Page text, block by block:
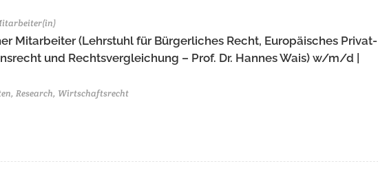
Mitarbeiter (Lehrstuhl für Bürgerliches Recht, Europäisches Privat-
und Rechtsvergleichung – Prof. Dr. Hannes Wais) w/m/d |
Research, Wirtschaftsrecht